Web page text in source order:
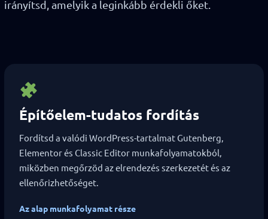
irányítsd, amelyik a leginkább érdekli őket.
Építőelem-tudatos fordítás
Fordítsd a valódi WordPress-tartalmat Gutenberg,
Elementor és Classic Editor munkafolyamatokból,
miközben megőrzöd az elrendezés szerkezetét és az
ellenőrizhetőséget.
Az alap munkafolyamat része